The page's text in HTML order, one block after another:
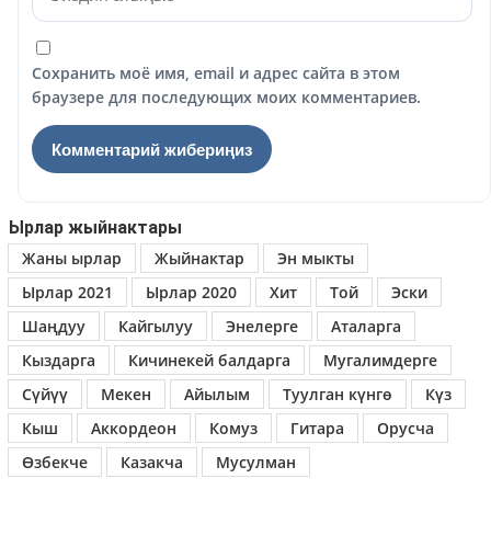
Сохранить моё имя, email и адрес сайта в этом
браузере для последующих моих комментариев.
Ырлар жыйнактары
Жаны ырлар
Жыйнактар
Эн мыкты
Ырлар 2021
Ырлар 2020 Хит Той
Эски
Шаңдуу
Кайгылуу Энелерге
Аталарга
Кыздарга
Кичинекей балдарга
Мугалимдерге
Сүйүү
Мекен Айылым Туулган күнгө
Күз
Кыш
Аккордеон Комуз Гитара
Орусча
Өзбекче
Казакча Мусулман